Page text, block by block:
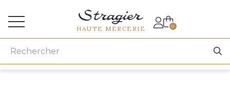
HAUTE MERCERIE 0